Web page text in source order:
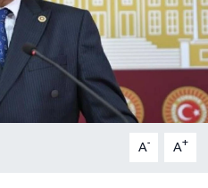
A- A+